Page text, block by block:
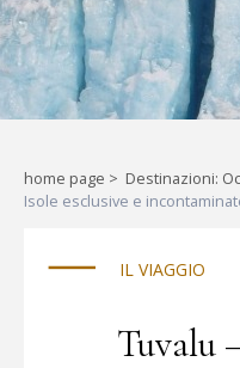
Oltre le
la tua
Liberi di
home page > Destinazioni:
Isole esclusive e
IL VIAGGIO
Tuvalu